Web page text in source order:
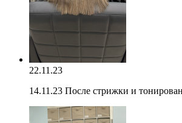
22.11.23
14.11.23 После стрижки и